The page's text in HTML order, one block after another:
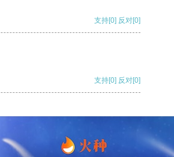
支持[0] 反对[0]
支持[0] 反对[0]
支持